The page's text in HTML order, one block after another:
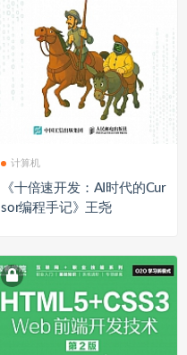
计算机
《十倍速开发：AI时代的Cur
sor编程手记》王尧